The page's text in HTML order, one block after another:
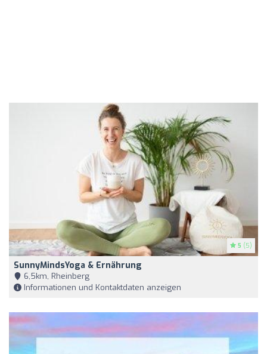
5 (5)
SunnyMindsYoga & Ernährung
6,5km, Rheinberg
Informationen und Kontaktdaten anzeigen